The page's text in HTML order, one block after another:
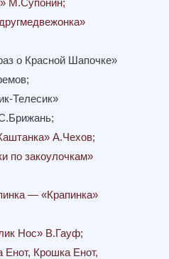
М.Супонин;
о Красной Шапочке»
Телесик»
А.Чехов;
по закоулочкам»
— «Крапинка»
Нос» В.Гауф;
Крошка Енот,